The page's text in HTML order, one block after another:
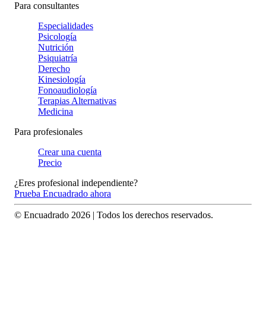
Para consultantes
Especialidades
Psicología
Nutrición
Psiquiatría
Derecho
Kinesiología
Fonoaudiología
Terapias Alternativas
Medicina
Para profesionales
Crear una cuenta
Precio
¿Eres profesional independiente?
Prueba Encuadrado ahora
© Encuadrado 2026 | Todos los derechos reservados.